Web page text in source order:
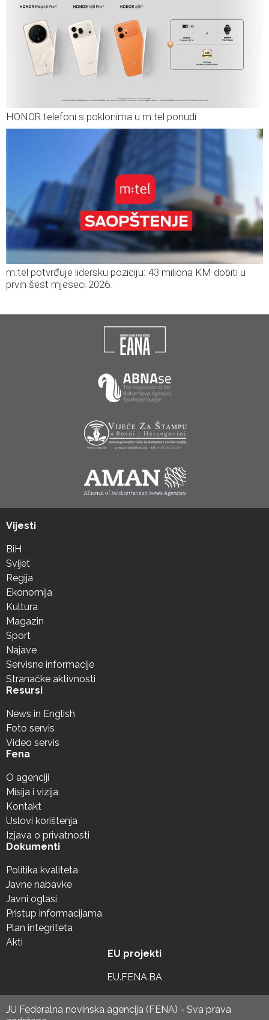
HONOR telefoni s poklonima u m:tel ponudi
m:tel potvrđuje lidersku poziciju: 43 miliona KM dobiti u
prvih šest mjeseci 2026.
Vijesti
BiH
Svijet
Regija
Ekonomija
Kultura
Magazin
Sport
Najave
Servisne informacije
Stranačke aktivnosti
Resursi
News in English
Foto servis
Video servis
Fena
O agenciji
Misija i vizija
Kontakt
Uslovi korištenja
Izjava o privatnosti
Dokumenti
Politika kvaliteta
Javne nabavke
Javni oglasi
Pristup informacijama
Plan integriteta
Akti
EU projekti
EU.FENA.BA
JU Federalna novinska agencija (FENA) - Sva prava